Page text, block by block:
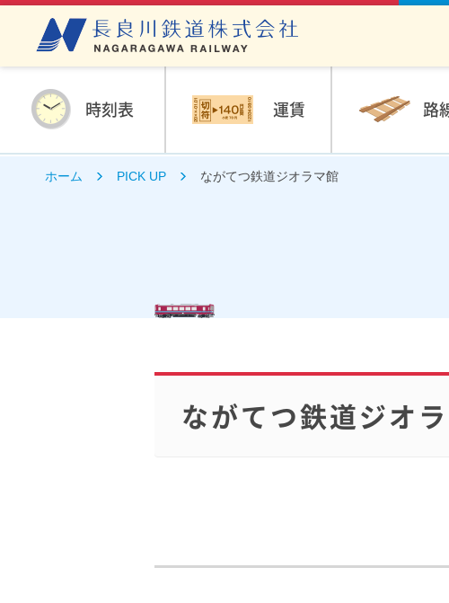
時刻表 運賃 路
ホーム PICK UP ながてつ鉄道ジオラマ館
ながてつ鉄道ジオ